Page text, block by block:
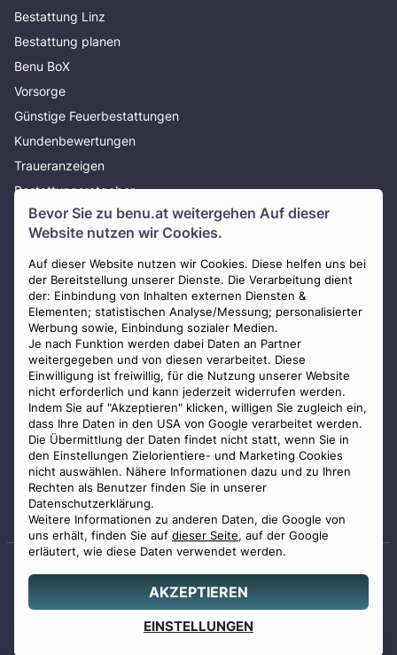
Bevor Sie zu benu.at weitergehen Auf dieser
Website nutzen wir Cookies.
Auf dieser Website nutzen wir Cookies. Diese helfen uns bei
der Bereitstellung unserer Dienste. Die Verarbeitung dient
der: Einbindung von Inhalten externen Diensten &
Elementen; statistischen Analyse/Messung; personalisierter
Werbung sowie, Einbindung sozialer Medien.
Je nach Funktion werden dabei Daten an Partner
weitergegeben und von diesen verarbeitet. Diese
Einwilligung ist freiwillig, für die Nutzung unserer Website
nicht erforderlich und kann jederzeit widerrufen werden.
Indem Sie auf "Akzeptieren" klicken, willigen Sie zugleich ein,
dass Ihre Daten in den USA von Google verarbeitet werden.
Die Übermittlung der Daten findet nicht statt, wenn Sie in
den Einstellungen Zielorientiere- und Marketing Cookies
nicht auswählen. Nähere Informationen dazu und zu Ihren
Rechten als Benutzer finden Sie in unserer
Datenschutzerklärung.
Weitere Informationen zu anderen Daten, die Google von
uns erhält, finden Sie auf dieser Seite, auf der Google
erläutert, wie diese Daten verwendet werden.
AKZEPTIEREN
EINSTELLUNGEN
0800 88 44 04
erstellen
Bestattung Linz
Bestattung planen
Benu BoX
Vorsorge
Günstige Feuerbestattungen
Kundenbewertungen
Traueranzeigen
Bestattungsratgeber
Über uns
Presse
AGB
Impressum
Datenschutz
Widerrufsbelehrung
Zahlungsmöglichkeiten
Staatlich geprüfter
© 2026 Benu GmbH. Alle Rechte vorbehalten.